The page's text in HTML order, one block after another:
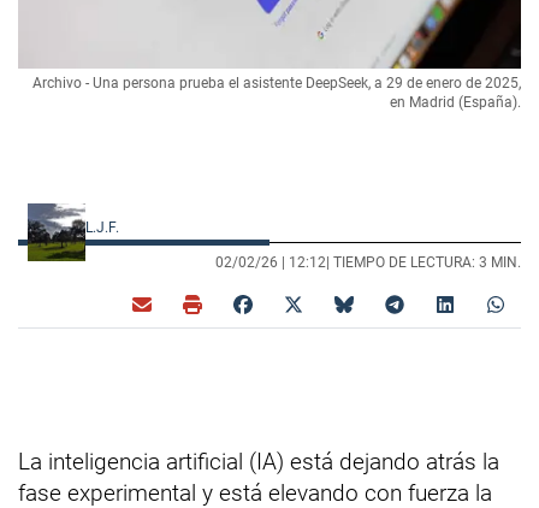
Archivo - Una persona prueba el asistente DeepSeek, a 29 de enero de 2025,
en Madrid (España).
L.J.F.
02/02/26 | 12:12| TIEMPO DE LECTURA: 3 MIN.
La inteligencia artificial (IA) está dejando atrás la
fase experimental y está elevando con fuerza la